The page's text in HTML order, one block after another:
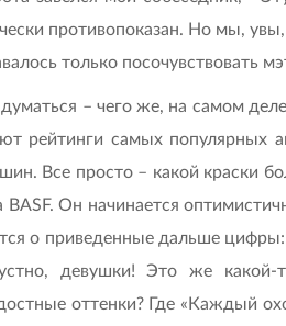
противопоказан. Но мы,
только посочувствовать
– чего же, на самом
рейтинги самых популярных
Все просто – какой краски
BASF. Он начинается
о приведенные дальше
девушки! Это же какой-
оттенки? Где «Каждый